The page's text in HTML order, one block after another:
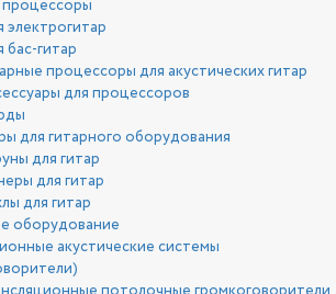
процессоры
электрогитар
бас-гитар
процессоры для акустических гитар
для процессоров
для гитарного оборудования
для гитар
для гитар
для гитар
оборудование
акустические системы